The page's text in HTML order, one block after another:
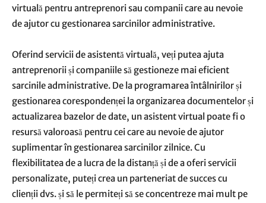
virtuală pentru antreprenori sau companii care au nevoie
de ajutor cu gestionarea sarcinilor administrative.
Oferind servicii de asistentă virtuală, veți putea ajuta
antreprenorii și companiile să gestioneze mai eficient
sarcinile administrative. De la programarea întâlnirilor și
gestionarea corespondenței la organizarea documentelor și
actualizarea bazelor de date, un asistent virtual poate fi o
resursă valoroasă pentru cei care au nevoie de ajutor
suplimentar în gestionarea sarcinilor zilnice. Cu
flexibilitatea de a lucra de la distanță și de a oferi servicii
personalizate, puteți crea un parteneriat de succes cu
clienții dvs. și să le permiteți să se concentreze mai mult pe